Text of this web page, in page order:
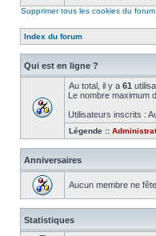
Supprimer tous les cookies du forum
Index du forum
Qui est en ligne ?
Au total, il y a 61
Le nombre maximum
Utilisateurs inscrits :
Légende ::
Anniversaires
Aucun membre ne
Statistiques